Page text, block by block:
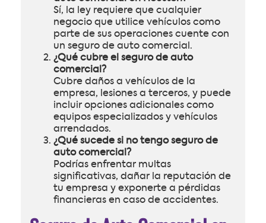
Sí, la ley requiere que cualquier
negocio que utilice vehículos como
parte de sus operaciones cuente con
un seguro de auto comercial.
¿Qué cubre el seguro de auto
comercial?
Cubre daños a vehículos de la
empresa, lesiones a terceros, y puede
incluir opciones adicionales como
equipos especializados y vehículos
arrendados.
¿Qué sucede si no tengo seguro de
auto comercial?
Podrías enfrentar multas
significativas, dañar la reputación de
tu empresa y exponerte a pérdidas
financieras en caso de accidentes.